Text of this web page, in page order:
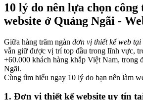
10 lý do nên lựa chọn
website ở Quảng Ngãi -
Giữa hàng trăm ngàn đơn vị thiết kế web
vẫn giữ được vị trí top đầu trong lĩnh vực,
+60.000 khách hàng khắp Việt Nam, trong
Ngãi.
Cùng tìm hiểu ngay 10 lý do bạn nên làm
1. Đơn vị thiết kế website uy tín